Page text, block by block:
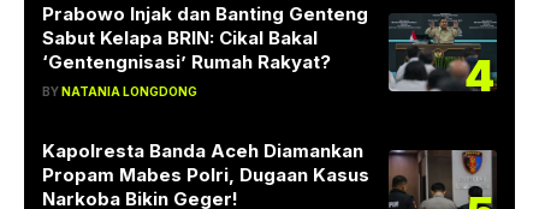
Prabowo Injak dan Banting Genteng
Sabut Kelapa BRIN: Cikal Bakal
‘Gentengnisasi’ Rumah Rakyat?
BYNATANIA LONGDONG 4
Kapolresta Banda Aceh Diamankan
Propam Mabes Polri, Dugaan Kasus
Narkoba Bikin Geger!